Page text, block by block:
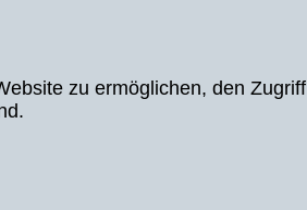
zu ermöglichen, den Zugriff